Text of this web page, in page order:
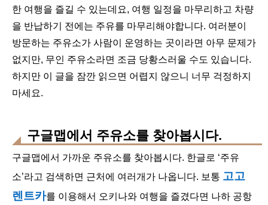
한 여행을 즐길 수 있는데요, 여행 일정을 마무리하고 차량
을 반납하기 전에는 주유를 마무리해야합니다. 여러분이
방문하는 주유소가 사람이 운영하는 곳이라면 아무 문제가
없지만, 무인 주유소라면 조금 당황스러울 수도 있습니다.
하지만 이 글을 잠깐 읽으면 어렵지 않으니 너무 걱정하지
마세요.
구글맵에서 주유소를 찾아봅시다.
구글맵에서 가까운 주유소를 찾아봅시다. 한글로 ‘주유
소’라고 검색하면 근처에 여러개가 나옵니다. 보통 고고
렌트카를 이용해서 오키나와 여행을 즐겼다면 나하 공항